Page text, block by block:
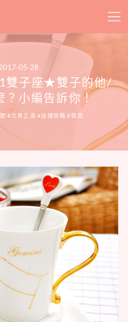
05-28
子座★雙子的他/
？小編告訴你！
文青正潮 送禮攻略 首頁